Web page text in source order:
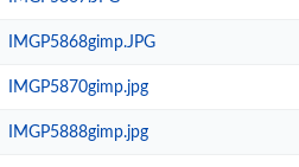
IMGP5868gimp.JPG
IMGP5870gimp.jpg
IMGP5888gimp.jpg